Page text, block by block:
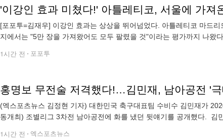
[포포투=김재우] 이강인 효과는 상상을 뛰어넘었다. 아틀레티코 마드
지에서는 "5만 장을 가져왔어도 모두 팔렸을 것"이라는 평가까지 나왔
1시간 전 포포투
홍명보 무전술 저격했다!…김민재, 남아공전 '
(엑스포츠뉴스 김정현 기자) 대한민국 축구대표팀 수비수 김민재가
동개최) 조별리그 3차전 남아공전에 화를 냈던 뒷얘기를 공개했다. 김
1시간 전 엑스포츠뉴스